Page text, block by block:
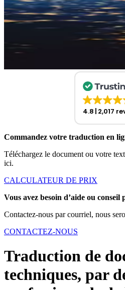
4.8 2,017
Commandez votre traduction en
Téléchargez le document ou votre
ici.
CALCULATEUR DE PRIX
Vous avez besoin d’aide ou conseil
Contactez-nous par courriel, nous
CONTACTEZ-NOUS
Traduction de
techniques, par